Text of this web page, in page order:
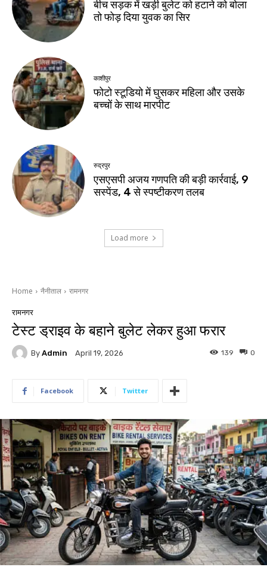
बीच सड़क में खड़ी बुलेट को हटाने को बोला
तो फोड़ दिया युवक का सिर
काशीपुर
फोटो स्टूडियो में घुसकर महिला और उसके
बच्चों के साथ मारपीट
रुद्रपुर
एसएसपी अजय गणपति की बड़ी कार्रवाई, 9
सस्पेंड, 4 से स्पष्टीकरण तलब
Load more